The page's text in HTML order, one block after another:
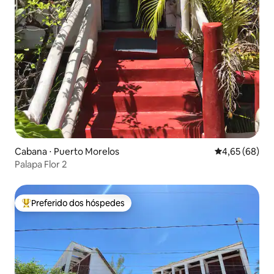
Cabana ⋅ Puerto Morelos 4,65 de uma
4,65 (68)
Palapa Flor 2
Entre os melhores preferidos dos hóspedes
Preferido dos hóspedes